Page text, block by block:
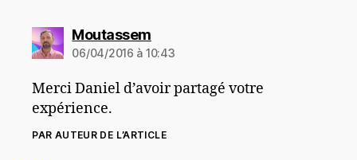
Moutassemdit :
06/04/2016 à 10:43
Merci Daniel d’avoir partagé votre
expérience.
PAR AUTEUR DE L’ARTICLE